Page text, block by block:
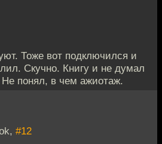
Тоже вот подключился и
Скучно. Книгу и не думал
Не понял, в чем ажиотаж.
#12